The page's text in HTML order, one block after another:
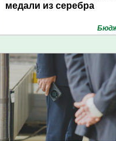
медали из серебра